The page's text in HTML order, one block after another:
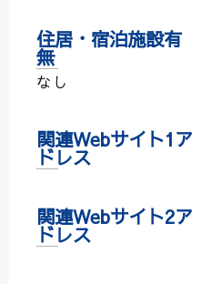
住居・宿泊施設有
無
なし
関連Webサイト1ア
ドレス
関連Webサイト2ア
ドレス